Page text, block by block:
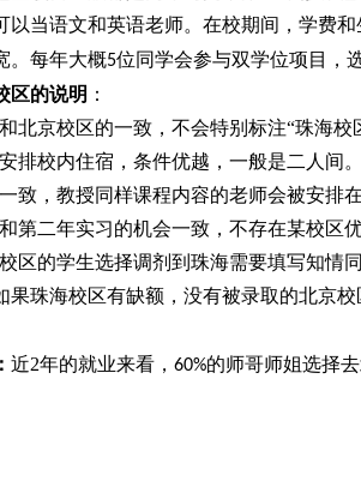
以当语文和英语老师。在校期间，学费
。每年大概5位同学会参与双学位项目，
区的说明 ：
北京校区的一致，不会特别标注“珠海校
排校内住宿，条件优越，一般是二人间。
致，教授同样课程内容的老师会被安排在
第二年实习的机会一致，不存在某校区优
区的学生选择调剂到珠海需要填写知情
果珠海校区有缺额，没有被录取的北京
近2年的就业来看， 60%的师哥师姐选择